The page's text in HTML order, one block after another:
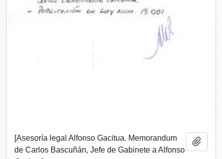
[Asesoría legal Alfonso Gacitua. Memorandum
de Carlos Bascuñán, Jefe de Gabinete a Alfonso